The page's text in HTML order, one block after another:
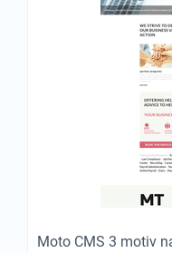
Moto CMS 3 motiv